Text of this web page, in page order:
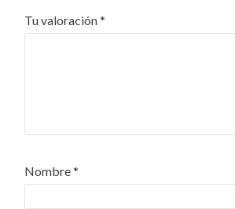
Tu valoración*
Nombre*